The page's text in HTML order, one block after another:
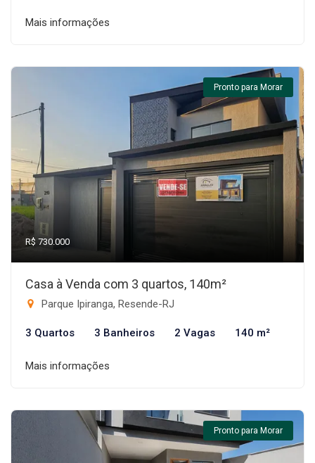
Mais informações
Pronto para Morar
R$ 730.000
Casa à Venda com 3 quartos, 140m²
Parque Ipiranga, Resende-RJ
3 Quartos 3 Banheiros 2 Vagas 140 m²
Mais informações
Pronto para Morar